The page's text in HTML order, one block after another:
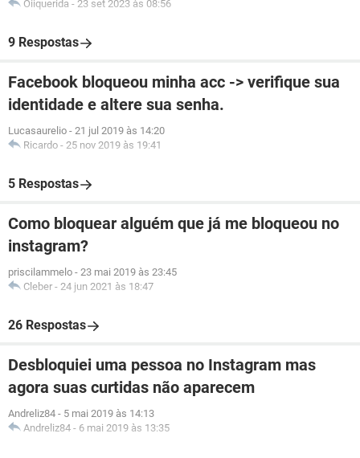
Oiiquerida - 23 set 2023 às 08:56
9 Respostas
Facebook bloqueou minha acc -> verifique sua
identidade e altere sua senha.
Lucasaurelio - 21 jul 2019 às 14:20
Ricardo - 25 nov 2019 às 19:41
5 Respostas
Como bloquear alguém que já me bloqueou no
instagram?
priscilammelo - 23 mai 2019 às 23:45
Cleber - 24 jun 2021 às 18:47
26 Respostas
Desbloquiei uma pessoa no Instagram mas
agora suas curtidas não aparecem
Andreliz84 - 5 mai 2019 às 14:13
Andreliz84 - 6 mai 2019 às 13:35